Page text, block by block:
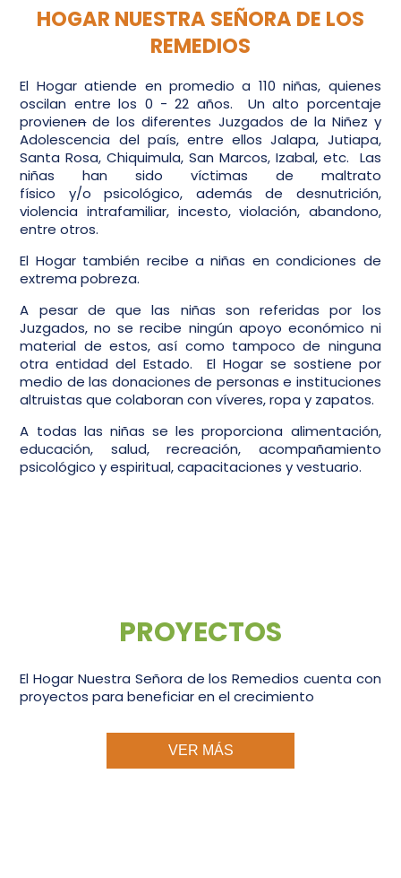
HOGAR NUESTRA SEÑORA DE LOS
REMEDIOS
El Hogar atiende en promedio a 110 niñas, quienes
oscilan entre los 0 - 22 años. Un alto porcentaje
provienende los diferentes Juzgados de la Niñez y
Adolescencia del país, entre ellos Jalapa, Jutiapa,
Santa Rosa, Chiquimula, San Marcos, Izabal, etc. Las
niñas han sido víctimas de maltrato
físico y/o psicológico, además de desnutrición,
violencia intrafamiliar, incesto, violación, abandono,
entre otros.
El Hogar también recibe a niñas en condiciones de
extrema pobreza.
A pesar de que las niñas son referidas por los
Juzgados, no se recibe ningún apoyo económico ni
material de estos, así como tampoco de ninguna
otra entidad del Estado. El Hogar se sostiene por
medio de las donaciones de personas e instituciones
altruistas que colaboran con víveres, ropa y zapatos.
A todas las niñas se les proporciona alimentación,
educación, salud, recreación, acompañamiento
psicológico y espiritual, capacitaciones y vestuario.
PROYECTOS
El Hogar Nuestra Señora de los Remedios cuenta con
proyectos para beneficiar en el crecimiento
VER MÁS